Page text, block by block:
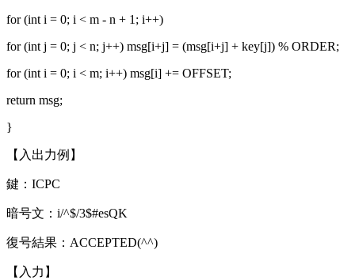
for (int i = 0; i < m - n + 1; i++)
for (int j = 0; j < n; j++) msg[i+j] = (msg[i+j] + key[j]) % ORDER;
for (int i = 0; i < m; i++) msg[i] += OFFSET;
return msg;
}
【入出力例】
鍵：ICPC
暗号文：i/^$/3$#esQK
復号結果：ACCEPTED(^^)
【入力】